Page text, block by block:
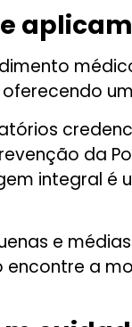
da
integral
e
a